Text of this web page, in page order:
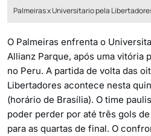
Palmeiras x Universitario pela
O Palmeiras enfrenta o
Allianz Parque, após uma vitória
no Peru. A partida de volta das
Libertadores acontece nesta
(horário de Brasília). O time
poder perder por até três gols
para as quartas de final. O